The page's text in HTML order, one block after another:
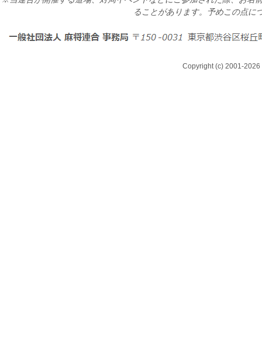
ることがあります。予めこの点に
Copyright (c) 2001-